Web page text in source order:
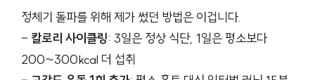
정체기 돌파를 위해 제가 썼던 방법은 이겁니다.
– 칼로리 사이클링: 3일은 정상 식단, 1일은 평소보다
200~300kcal 더 섭취